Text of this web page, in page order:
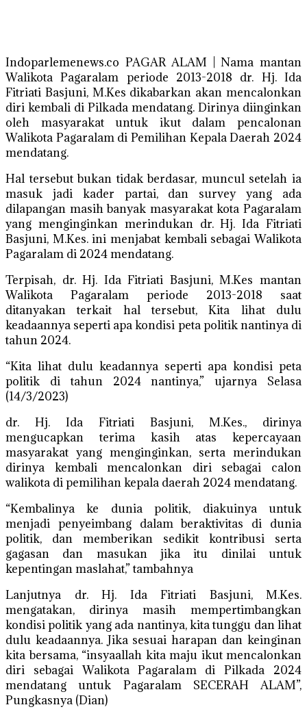
Indoparlemenews.co PAGAR ALAM | Nama mantan
Walikota Pagaralam periode 2013-2018 dr. Hj. Ida
Fitriati Basjuni, M.Kes dikabarkan akan mencalonkan
diri kembali di Pilkada mendatang. Dirinya diinginkan
oleh masyarakat untuk ikut dalam pencalonan
Walikota Pagaralam di Pemilihan Kepala Daerah 2024
mendatang.
Hal tersebut bukan tidak berdasar, muncul setelah ia
masuk jadi kader partai, dan survey yang ada
dilapangan masih banyak masyarakat kota Pagaralam
yang menginginkan merindukan dr. Hj. Ida Fitriati
Basjuni, M.Kes. ini menjabat kembali sebagai Walikota
Pagaralam di 2024 mendatang.
Terpisah, dr. Hj. Ida Fitriati Basjuni, M.Kes mantan
Walikota Pagaralam periode 2013-2018 saat
ditanyakan terkait hal tersebut, Kita lihat dulu
keadaannya seperti apa kondisi peta politik nantinya di
tahun 2024.
“Kita lihat dulu keadannya seperti apa kondisi peta
politik di tahun 2024 nantinya,” ujarnya Selasa
(14/3/2023)
dr. Hj. Ida Fitriati Basjuni, M.Kes., dirinya
mengucapkan terima kasih atas kepercayaan
masyarakat yang menginginkan, serta merindukan
dirinya kembali mencalonkan diri sebagai calon
walikota di pemilihan kepala daerah 2024 mendatang.
“Kembalinya ke dunia politik, diakuinya untuk
menjadi penyeimbang dalam beraktivitas di dunia
politik, dan memberikan sedikit kontribusi serta
gagasan dan masukan jika itu dinilai untuk
kepentingan maslahat,” tambahnya
Lanjutnya dr. Hj. Ida Fitriati Basjuni, M.Kes.
mengatakan, dirinya masih mempertimbangkan
kondisi politik yang ada nantinya, kita tunggu dan lihat
dulu keadaannya. Jika sesuai harapan dan keinginan
kita bersama, “insyaallah kita maju ikut mencalonkan
diri sebagai Walikota Pagaralam di Pilkada 2024
mendatang untuk Pagaralam SECERAH ALAM”,
Pungkasnya (Dian)